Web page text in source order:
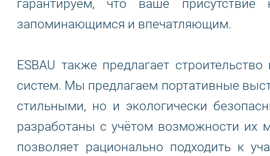
гарантируем, что ваше
запоминающимся и впечатляющим.
ESBAU также предлагает
систем. Мы предлагаем портативные
стильными, но и экологически
разработаны с учётом возможности их
позволяет рационально подходить к